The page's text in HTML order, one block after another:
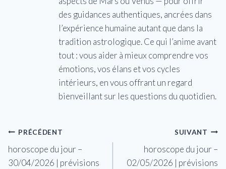
des guidances authentiques, ancrées dans
l’expérience humaine autant que dans la
tradition astrologique. Ce qui l’anime avant
tout : vous aider à mieux comprendre vos
émotions, vos élans et vos cycles
intérieurs, en vous offrant un regard
bienveillant sur les questions du quotidien.
Navigation
de
PRÉCÉDENT
horoscope du jour –
30/04/2026 | prévisions
SUIVANT
horoscope du jour –
02/05/2026 | prévisions